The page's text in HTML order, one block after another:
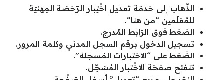
الذّهاب إلى خدمَة تعديل اخْتِبار الرّخصَة المِهنيّة
للمُعَلّمين “من هنا“.
الضغط فوق الرّابط المُدرج.
تسجيل الدخول برقم السجل المدني وكلمة المرور.
الضّغط على “الاختبارات المُسجلة”.
تنفتح صفحَة الاخْتبار المُسَجّل.